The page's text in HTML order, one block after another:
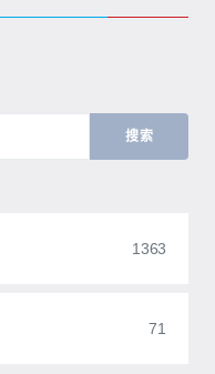
搜索
1363
71